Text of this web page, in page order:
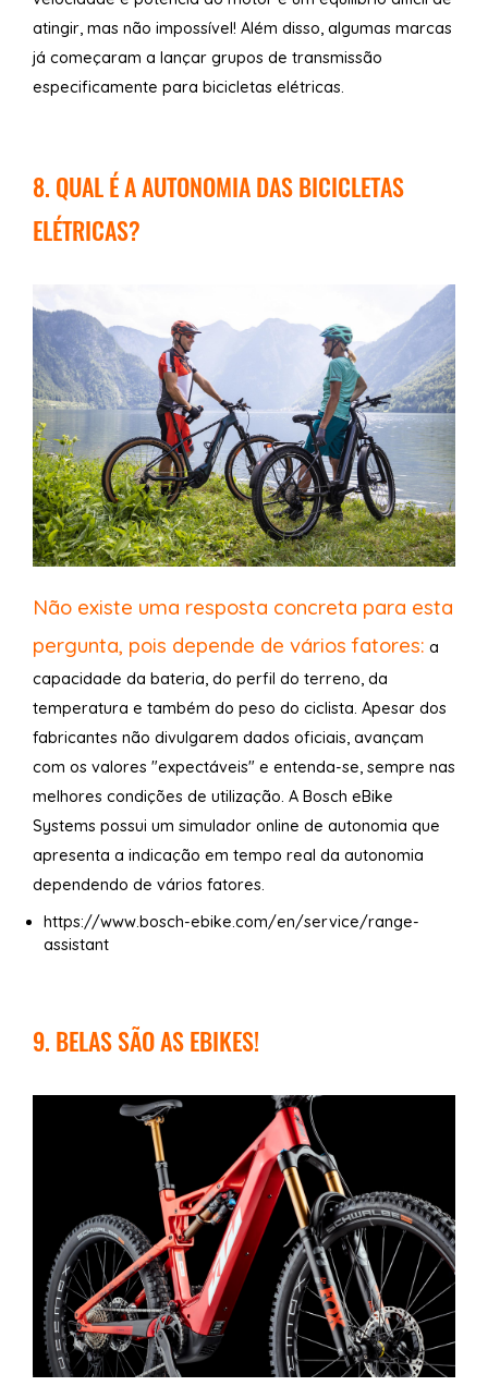
atingir, mas não impossível! Além disso, algumas marcas
já começaram a lançar grupos de transmissão
especificamente para bicicletas elétricas.
8. QUAL É A AUTONOMIA DAS BICICLETAS
ELÉTRICAS?
Não existe uma resposta concreta para esta
pergunta, pois depende de vários fatores: a
capacidade da bateria, do perfil do terreno, da
temperatura e também do peso do ciclista. Apesar dos
fabricantes não divulgarem dados oficiais, avançam
com os valores "expectáveis" e entenda-se, sempre nas
melhores condições de utilização. A Bosch eBike
Systems possui um simulador online de autonomia que
apresenta a indicação em tempo real da autonomia
dependendo de vários fatores.
https://www.bosch-ebike.com/en/service/range-
assistant
9. BELAS SÃO AS EBIKES!